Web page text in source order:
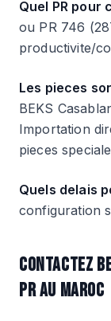
Quel PR pour
ou PR 746
productivite/
Les pieces
BEKS
Importation
pieces
Quels delais
configuration
CONTACTEZ
PR AU MAROC